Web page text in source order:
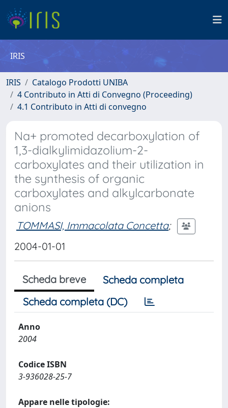
IRIS
IRIS
Catalogo Prodotti UNIBA
4 Contributo in Atti di Convegno (Proceeding)
4.1 Contributo in Atti di convegno
Na+ promoted decarboxylation of
1,3-dialkylimidazolium-2-
carboxylates and their utilization in
the synthesis of organic
carboxylates and alkylcarbonate
anions
TOMMASI, Immacolata Concetta;
2004-01-01
Scheda breve
Scheda completa
Scheda completa (DC)
Anno
2004
Codice ISBN
3-936028-25-7
Appare nelle tipologie: